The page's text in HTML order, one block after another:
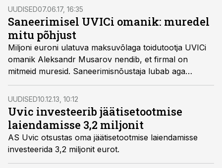
UUDISED07.06.17, 16:35
Saneerimisel UVICi omanik: muredel
mitu põhjust
Miljoni euroni ulatuva maksuvõlaga toidutootja UVICi
omanik Aleksandr Musarov nendib, et firmal on
mitmeid muresid. Saneerimisnõustaja lubab aga
pretsedenti.
UUDISED10.12.13, 10:12
Uvic investeerib jäätisetootmise
laiendamisse 3,2 miljonit
AS Uvic otsustas oma jäätisetootmise laiendamisse
investeerida 3,2 miljonit eurot.